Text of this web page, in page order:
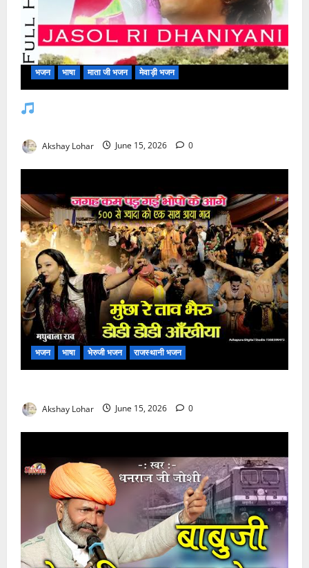
भजन भाषा माता जी भजन मेवाड़ी भजन
Akshay Lohar June 15, 2026 0
भजन भाषा भेरुजी भजन राजस्थानी भजन
Akshay Lohar June 15, 2026 0